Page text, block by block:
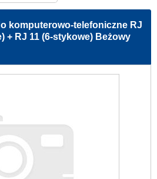
komputerowo-telefoniczne RJ
+ RJ 11 (6-stykowe) Beżowy